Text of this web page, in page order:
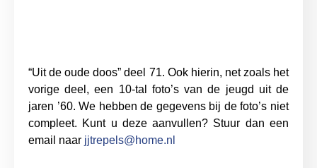
“Uit de oude doos” deel 71. Ook hierin, net zoals het
vorige deel, een 10-tal foto’s van de jeugd uit de
jaren ’60. We hebben de gegevens bij de foto’s niet
compleet. Kunt u deze aanvullen? Stuur dan een
email naar jjtrepels@home.nl